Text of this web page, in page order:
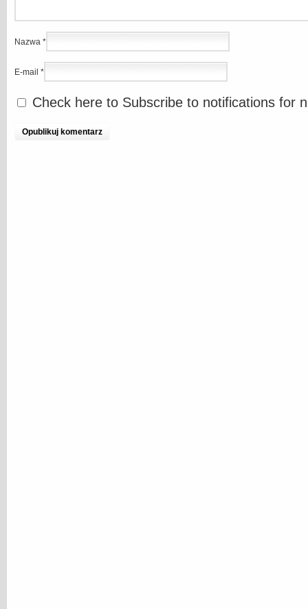
Nazwa *
E-mail *
Check here to Subscribe to notifications for